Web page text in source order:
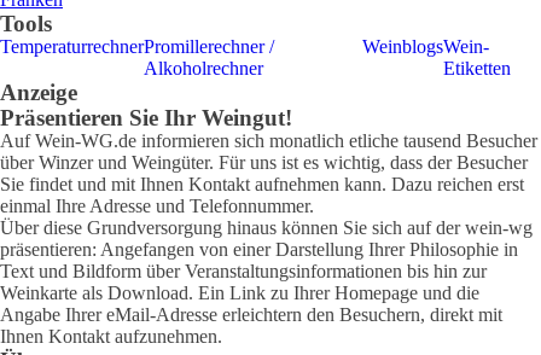
Tools
TemperaturrechnerPromillerechner /
Alkoholrechner
WeinblogsWein-
Etiketten
Anzeige
Präsentieren Sie Ihr Weingut!
Auf Wein-WG.de informieren sich monatlich etliche tausend Besucher
über Winzer und Weingüter. Für uns ist es wichtig, dass der Besucher
Sie findet und mit Ihnen Kontakt aufnehmen kann. Dazu reichen erst
einmal Ihre Adresse und Telefonnummer.
Über diese Grundversorgung hinaus können Sie sich auf der wein-wg
präsentieren: Angefangen von einer Darstellung Ihrer Philosophie in
Text und Bildform über Veranstaltungsinformationen bis hin zur
Weinkarte als Download. Ein Link zu Ihrer Homepage und die
Angabe Ihrer eMail-Adresse erleichtern den Besuchern, direkt mit
Ihnen Kontakt aufzunehmen.